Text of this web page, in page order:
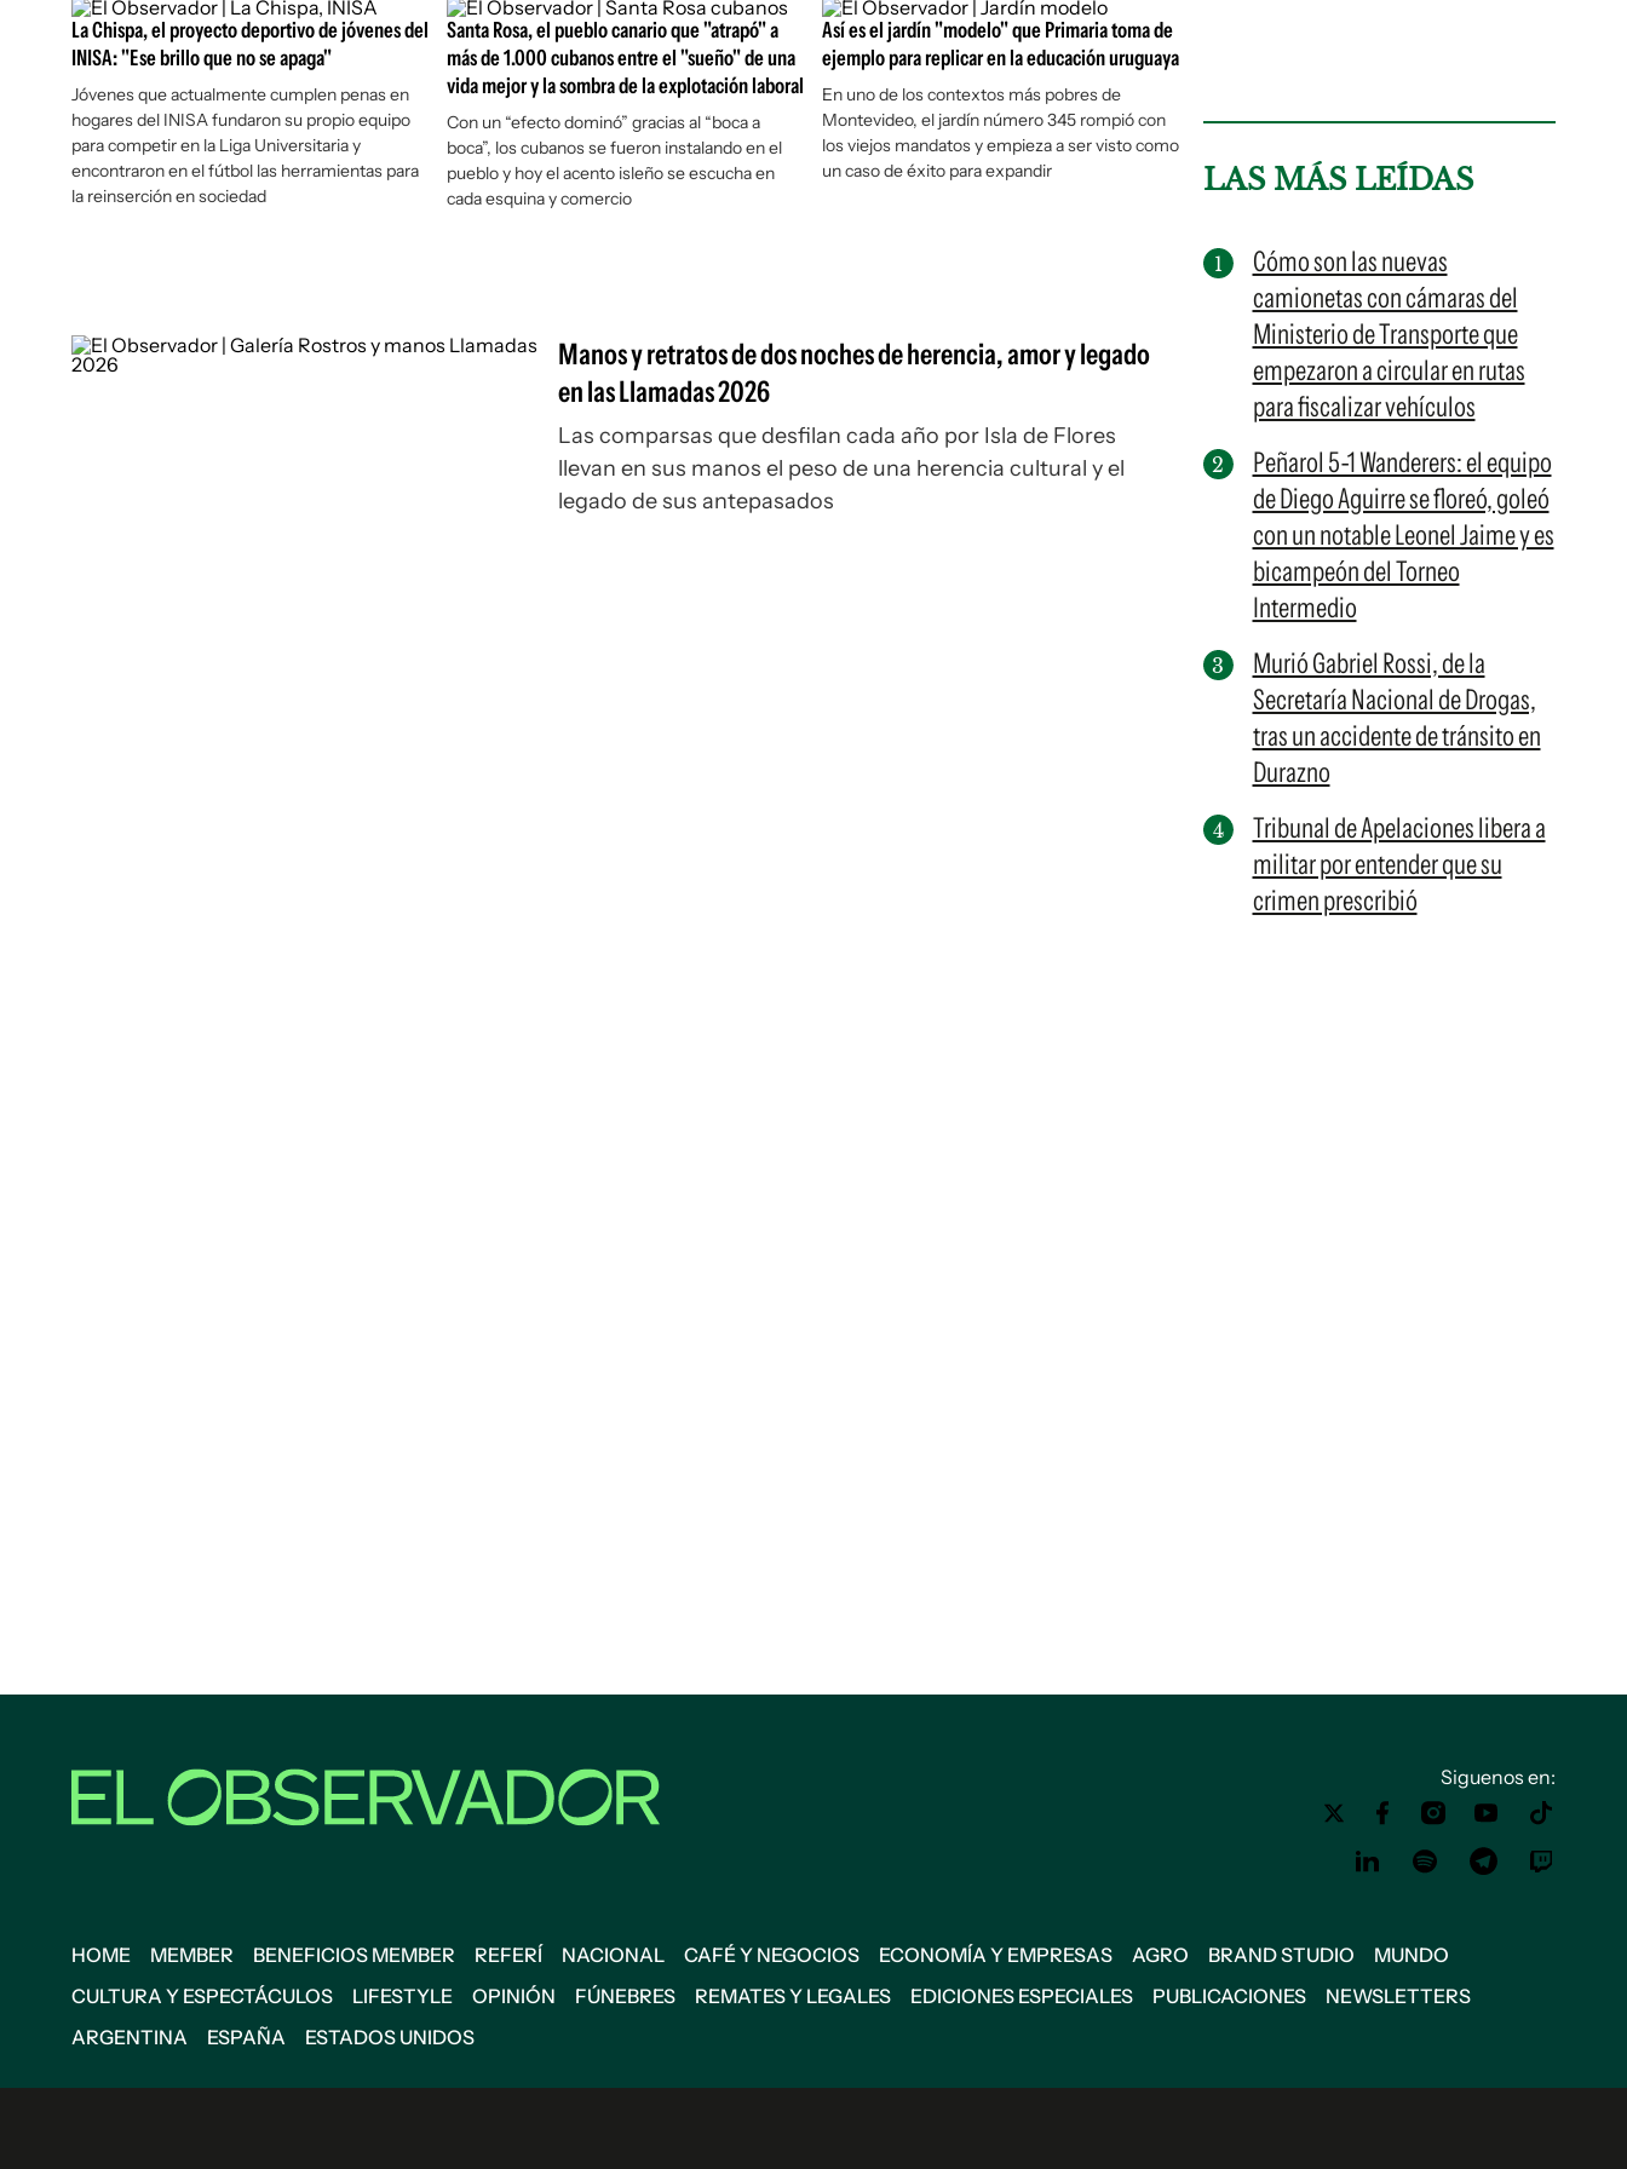
La Chispa, el proyecto deportivo de jóvenes del
INISA: "Ese brillo que no se apaga"
Jóvenes que actualmente cumplen penas en
hogares del INISA fundaron su propio equipo
para competir en la Liga Universitaria y
encontraron en el fútbol las herramientas para
la reinserción en sociedad
Santa Rosa, el pueblo canario que "atrapó" a
más de 1.000 cubanos entre el "sueño" de una
vida mejor y la sombra de la explotación laboral
Con un “efecto dominó” gracias al “boca a
boca”, los cubanos se fueron instalando en el
pueblo y hoy el acento isleño se escucha en
cada esquina y comercio
Así es el jardín "modelo" que Primaria toma de
ejemplo para replicar en la educación uruguaya
En uno de los contextos más pobres de
Montevideo, el jardín número 345 rompió con
los viejos mandatos y empieza a ser visto como
un caso de éxito para expandir
Manos y retratos de dos noches de herencia, amor y legado
en las Llamadas 2026
Las comparsas que desfilan cada año por Isla de Flores
llevan en sus manos el peso de una herencia cultural y el
legado de sus antepasados
LAS MÁS LEÍDAS
Cómo son las nuevas
camionetas con cámaras del
Ministerio de Transporte que
empezaron a circular en rutas
para fiscalizar vehículos
Peñarol 5-1 Wanderers: el equipo
de Diego Aguirre se floreó, goleó
con un notable Leonel Jaime y es
bicampeón del Torneo
Intermedio
Murió Gabriel Rossi, de la
Secretaría Nacional de Drogas,
tras un accidente de tránsito en
Durazno
Tribunal de Apelaciones libera a
militar por entender que su
crimen prescribió
Siguenos en:
HOME MEMBER BENEFICIOS MEMBER REFERÍ NACIONAL CAFÉ Y NEGOCIOS ECONOMÍA Y EMPRESAS AGRO BRAND STUDIO
MUNDO
CULTURA Y ESPECTÁCULOS
LIFESTYLE OPINIÓN FÚNEBRES REMATES Y LEGALES EDICIONES ESPECIALES PUBLICACIONES
NEWSLETTERS
ARGENTINA
ESPAÑA ESTADOS UNIDOS